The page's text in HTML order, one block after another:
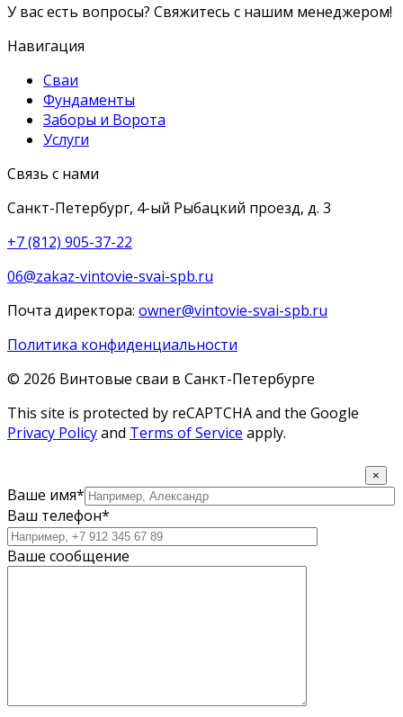
У вас есть вопросы? Свяжитесь с нашим менеджером!
Навигация
Сваи
Фундаменты
Заборы и Ворота
Услуги
Связь с нами
Санкт-Петербург, 4-ый Рыбацкий проезд, д. 3
+7 (812) 905-37-22
06@zakaz-vintovie-svai-spb.ru
Почта директора: owner@vintovie-svai-spb.ru
Политика конфиденциальности
© 2026 Винтовые сваи в Санкт-Петербурге
This site is protected by reCAPTCHA and the Google
Privacy Policyand Terms of Service apply.
×
Ваше имя*
Ваш телефон*
Ваше сообщение